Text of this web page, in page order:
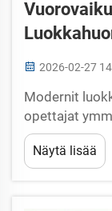
2026-02-27
Modernit
opettajat
oppilaiden
Näytä lisää